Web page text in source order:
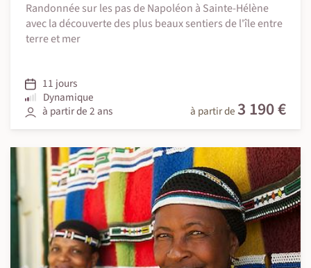
Randonnée sur les pas de Napoléon à Sainte-Hélène
avec la découverte des plus beaux sentiers de l'île entre
terre et mer
11 jours
Dynamique
à partir de 2 ans
à partir de 3 190 €